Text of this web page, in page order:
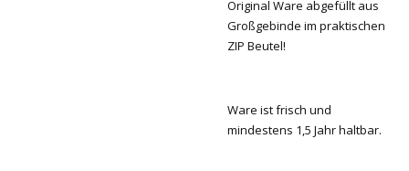
Original Ware abgefüllt aus
Großgebinde im praktischen
ZIP Beutel!
Ware ist frisch und
mindestens 1,5 Jahr haltbar.